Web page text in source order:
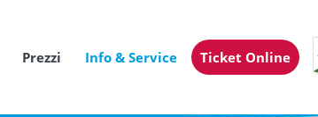
Prezzi Info & Service Ticket Online